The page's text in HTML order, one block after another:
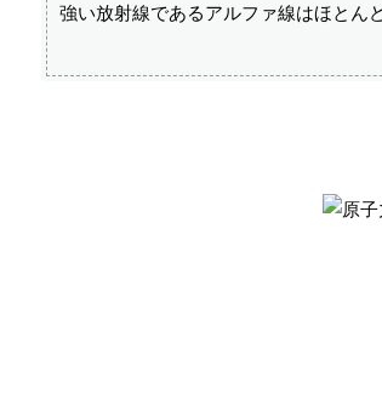
強い放射線であるアルファ線はほとん